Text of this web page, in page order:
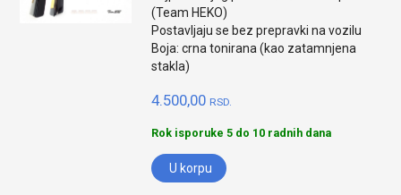
(Team HEKO)
Postavljaju se bez prepravki na vozilu
Boja: crna tonirana (kao zatamnjena
stakla)
4.500,00 RSD.
Rok isporuke 5 do 10 radnih dana
U korpu